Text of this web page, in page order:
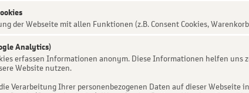
NICHT
der Webseite mit allen Funktionen (z.B. Consent Cookies,
Analytics)
erfassen Informationen anonym. Diese Informationen helfen uns
Website nutzen.
Verarbeitung Ihrer personenbezogenen Daten auf dieser Webseite